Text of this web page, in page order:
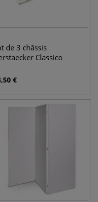
de 3 châssis
Classico
€